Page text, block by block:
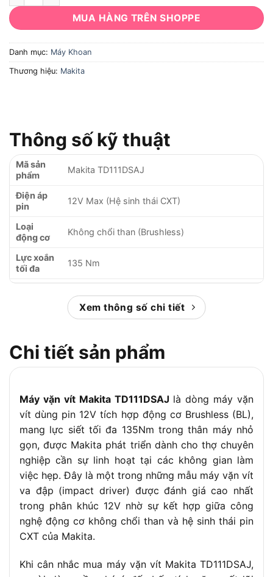
MUA HÀNG TRÊN SHOPPE
Danh mục: Máy Khoan
Thương hiệu: Makita
Thông số kỹ thuật
Mã sản
phẩm
Makita TD111DSAJ
Điện áp
pin
12V Max (Hệ sinh thái CXT)
Loại
động cơ
Không chổi than (Brushless)
Lực xoắn
tối đa
135 Nm
0 – 1.300 / 0 – 3.000 vòng/phút (2 cấp tốc độ)
Loại đầu
ngàm
Lục giác 6.35 mm (1/4″)
vặn ốc
Ốc đàn hồi cao (M5 – M12)
Phụ kiện
2 Pin 12V 2.0Ah, 1 Sạc nhanh, Thùng nhựa
Makpac
Xem thông số chi tiết
Chi tiết sản phẩm
Máy vặn vít Makita TD111DSAJ là dòng máy vặn
vít dùng pin 12V tích hợp động cơ Brushless (BL),
mang lực siết tối đa 135Nm trong thân máy nhỏ
gọn, được Makita phát triển dành cho thợ chuyên
nghiệp cần sự linh hoạt tại các không gian làm
việc hẹp. Đây là một trong những mẫu máy vặn vít
va đập (impact driver) được đánh giá cao nhất
trong phân khúc 12V nhờ sự kết hợp giữa công
nghệ động cơ không chổi than và hệ sinh thái pin
CXT của Makita.
Khi cân nhắc mua máy vặn vít Makita TD111DSAJ,